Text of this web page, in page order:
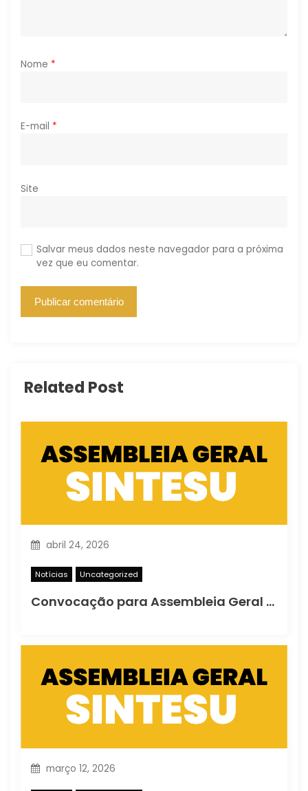
Nome *
E-mail *
Site
Salvar meus dados neste navegador para a próxima
vez que eu comentar.
Related Post
abril 24, 2026
Notícias Uncategorized
Convocação para Assembleia Geral Ordinária
março 12, 2026